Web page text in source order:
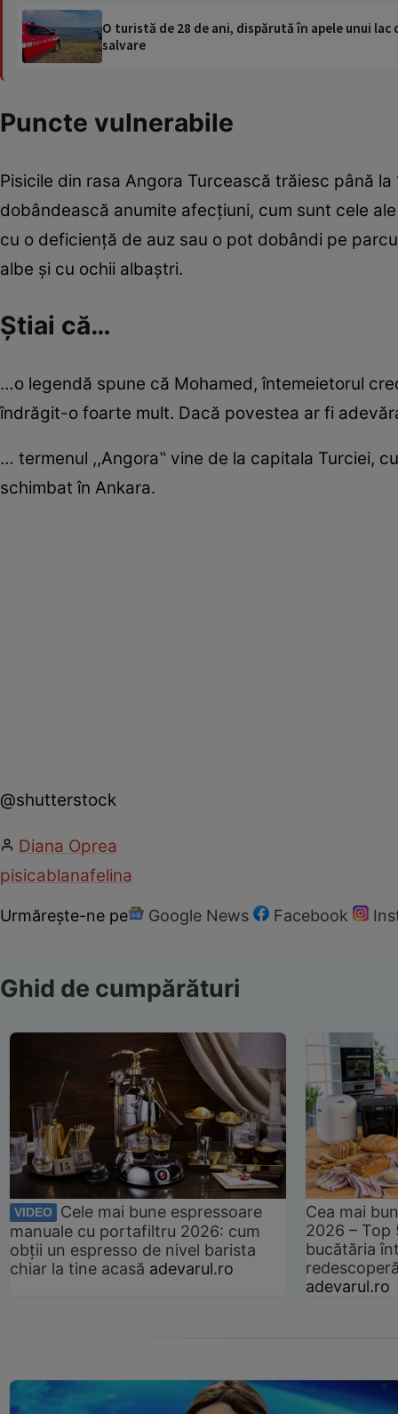
O turistă de 28 de ani, dispărută în apele unui
salvare
Puncte vulnerabile
Pisicile din rasa Angora Turcească trăiesc până
dobândească anumite afecţiuni, cum sunt cele
cu o deficienţă de auz sau o pot dobândi pe
albe şi cu ochii albaştri.
Ştiai că…
…o legendă spune că Mohamed, întemeietorul
îndrăgit-o foarte mult. Dacă povestea ar fi
… termenul ,,Angora‟ vine de la capitala Turciei,
schimbat în Ankara.
@shutterstock
Diana Oprea
pisicablanafelina
Urmărește-ne pe Google News Facebook
Ghid de cumpărături
VIDEO
Cele mai bune espressoare
manuale cu portafiltru 2026: cum
obții un espresso de nivel barista
chiar la tine acasă adevarul.ro
Cea mai
2026 –
bucătăria
adevarul.ro